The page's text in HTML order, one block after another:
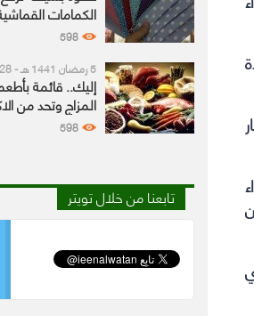
مدة
الكمامات القماشية
598
5 رمضان 1441 هـ - 28 أبريل 2020 م
إليك.. قائمة
المزاج وتحد من
598
تابعنا من خلال تويتر